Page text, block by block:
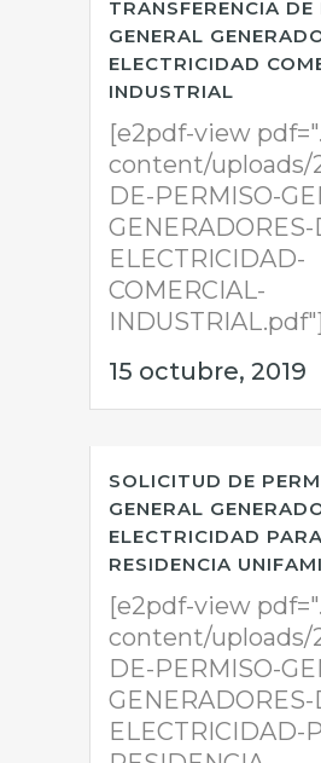
TRANSFERENCIA DE
GENERAL
ELECTRICIDAD
INDUSTRIAL
[e2pdf-view
content/uploads/
DE-PERMISO-
GENERADORES-
ELECTRICIDAD-
COMERCIAL-
15 octubre, 2019
SOLICITUD DE
GENERAL
ELECTRICIDAD PARA
RESIDENCIA
[e2pdf-view
content/uploads/
DE-PERMISO-
GENERADORES-
ELECTRICIDAD-